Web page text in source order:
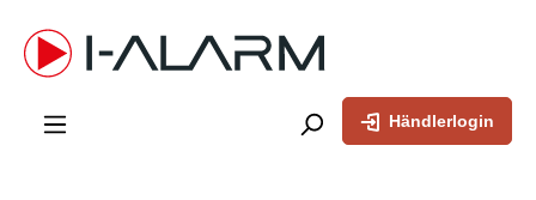
springen
Händlerlogin